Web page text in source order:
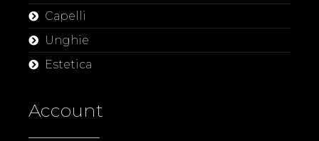
Capelli
Unghie
Estetica
Account